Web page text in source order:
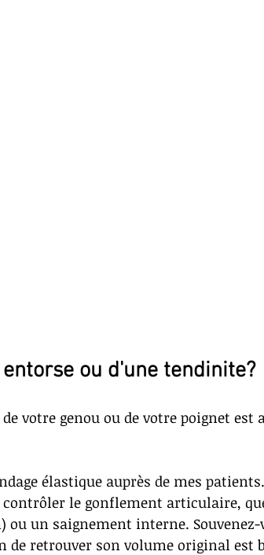
ou d'une tendinite?
votre genou ou de votre poignet est
élastique auprès de mes
contrôler le gonflement articulaire,
un saignement interne. Souvenez-
retrouver son volume original est